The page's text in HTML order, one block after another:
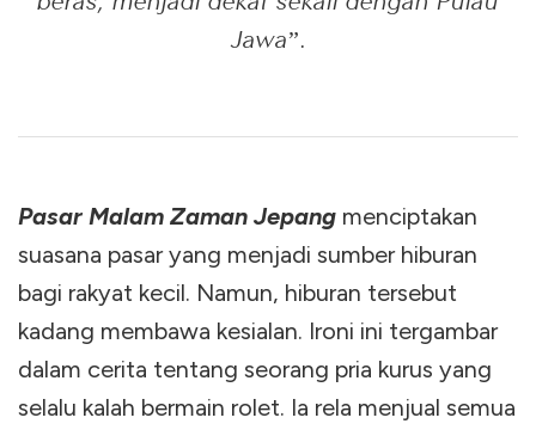
Jawa”.
Pasar Malam Zaman Jepang menciptakan
suasana pasar yang menjadi sumber hiburan
bagi rakyat kecil. Namun, hiburan tersebut
kadang membawa kesialan. Ironi ini tergambar
dalam cerita tentang seorang pria kurus yang
selalu kalah bermain rolet. Ia rela menjual semua